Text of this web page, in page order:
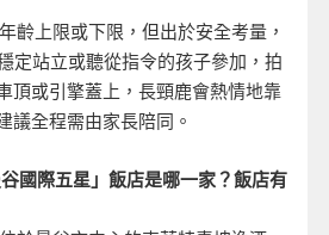
齡上限或下限，但出於安全考量，
定站立或聽從指令的孩子參加，拍
頂或引擎蓋上，長頸鹿會熱情地靠
議全程需由家長陪同。
國際五星」飯店是哪一家？飯店有